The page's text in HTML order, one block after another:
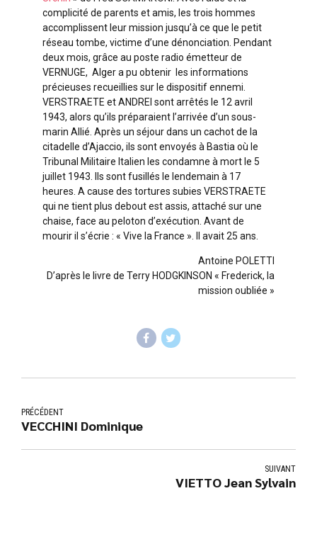
complicité de parents et amis, les trois hommes
accomplissent leur mission jusqu’à ce que le petit
réseau tombe, victime d’une dénonciation. Pendant
deux mois, grâce au poste radio émetteur de
VERNUGE, Alger a pu obtenir les informations
précieuses recueillies sur le dispositif ennemi.
VERSTRAETE et ANDREI sont arrêtés le 12 avril
1943, alors qu’ils préparaient l’arrivée d’un sous-
marin Allié. Après un séjour dans un cachot de la
citadelle d’Ajaccio, ils sont envoyés à Bastia où le
Tribunal Militaire Italien les condamne à mort le 5
juillet 1943. Ils sont fusillés le lendemain à 17
heures. A cause des tortures subies VERSTRAETE
qui ne tient plus debout est assis, attaché sur une
chaise, face au peloton d’exécution. Avant de
mourir il s’écrie : « Vive la France ». Il avait 25 ans.
Antoine POLETTI
D’après le livre de Terry HODGKINSON « Frederick, la
mission oubliée »
PRÉCÉDENT
VECCHINI Dominique
SUIVANT
VIETTO Jean Sylvain